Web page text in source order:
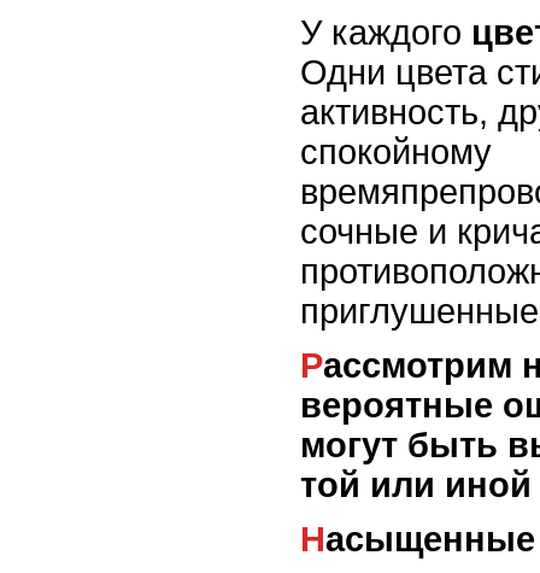
У каждого
Одни цвета
активность,
спокойному
сочные и
Рассмотрим наиболее
вероятные
могут быть
той или иной